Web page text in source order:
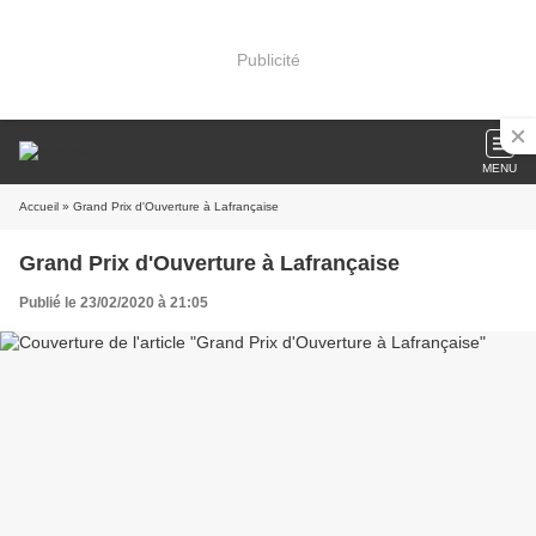
Publicité
MENU
Accueil » Grand Prix d'Ouverture à Lafrançaise
Grand Prix d'Ouverture à Lafrançaise
Publié le 23/02/2020 à 21:05